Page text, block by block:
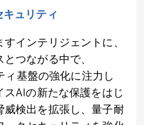
ュリティ
インテリジェントに、
つながる中で、
ィ基盤の強化に注力し
スAIの新たな保護をはじ
検出を拡張し、量子耐